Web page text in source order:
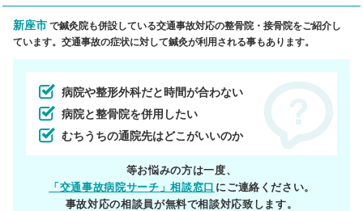
新座市 で鍼灸院も併設している交通事故対応の整骨院・接骨院をご紹介し
ています。交通事故の症状に対して鍼灸が利用される事もあります。
病院や整形外科だと時間が合わない
病院と整骨院を併用したい
むちうちの通院先はどこがいいのか
等お悩みの方は一度、
「交通事故病院サーチ」相談窓口 にご連絡ください。
事故対応の相談員が無料で相談対応致します。